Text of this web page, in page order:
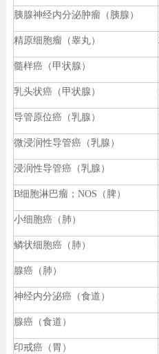
胰腺神经内分泌肿瘤（胰腺）
精原细胞瘤（睾丸）
髓样癌（甲状腺）
乳头状癌（甲状腺）
导管原位癌（乳腺）
微浸润性导管癌（乳腺）
浸润性导管癌（乳腺）
B细胞淋巴瘤；NOS（脾）
小细胞癌（肺）
鳞状细胞癌（肺）
腺癌（肺）
神经内分泌癌（食道）
腺癌（食道）
印戒癌（胃）